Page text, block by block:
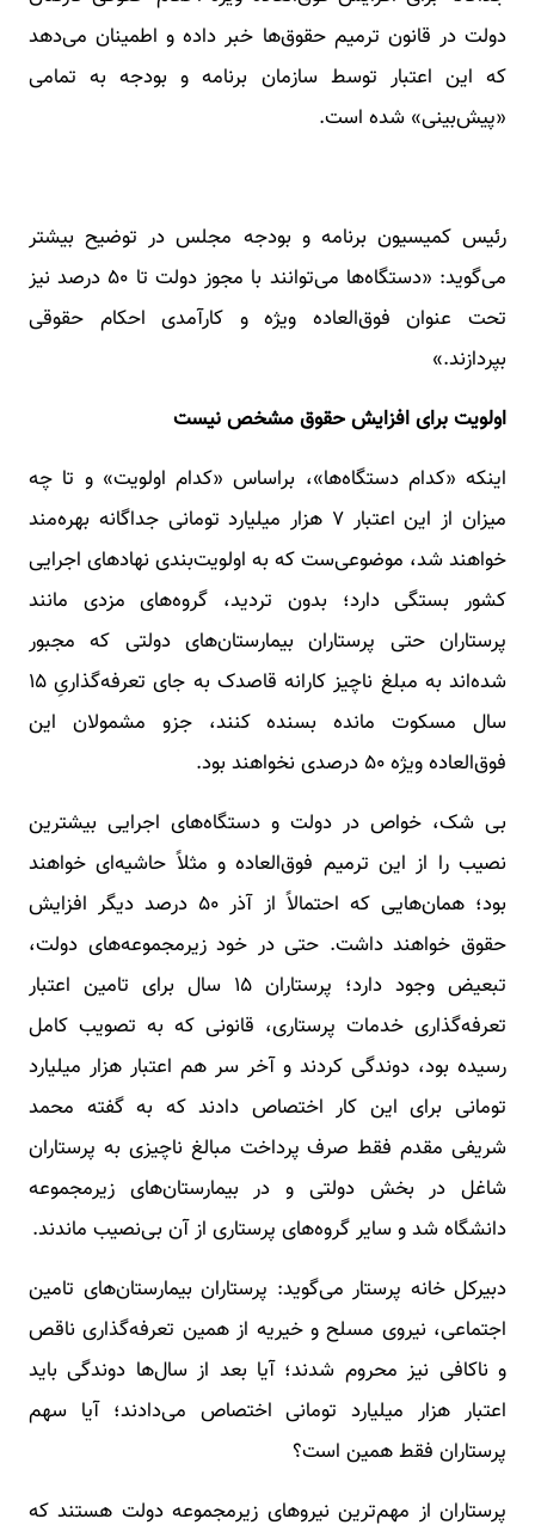
دولت در قانون ترمیم حقوق‌ها خبر داده و اطمینان می‌دهد
که این اعتبار توسط سازمان برنامه و بودجه به تمامی
«پیش‌بینی» شده است.
رئیس کمیسیون برنامه و بودجه مجلس در توضیح بیشتر
می‌گوید: «دستگاه‌ها می‌توانند با مجوز دولت تا ۵۰ درصد نیز
تحت عنوان فوق‌العاده ویژه و کارآمدی احکام حقوقی
بپردازند.»
اولویت برای افزایش حقوق مشخص نیست
اینکه «کدام دستگاه‌ها»، براساس «کدام اولویت» و تا چه
میزان از این اعتبار ۷ هزار میلیارد تومانی جداگانه بهره‌مند
خواهند شد، موضوعی‌ست که به اولویت‌بندی نهادهای اجرایی
کشور بستگی دارد؛ بدون تردید، گروه‌های مزدی مانند
پرستاران حتی پرستاران بیمارستان‌های دولتی که مجبور
شده‌اند به مبلغ ناچیز کارانه قاصدک به جای تعرفه‌گذاریِ ۱۵
سال مسکوت مانده بسنده کنند، جزو مشمولان این
فوق‌العاده ویژه ۵۰ درصدی نخواهند بود.
بی شک، خواص در دولت و دستگاه‌های اجرایی بیشترین
نصیب را از این ترمیم فوق‌العاده و مثلاً حاشیه‌ای خواهند
بود؛ همان‌هایی که احتمالاً از آذر ۵۰ درصد دیگر افزایش
حقوق خواهند داشت. حتی در خود زیرمجموعه‌های دولت،
تبعیض وجود دارد؛ پرستاران ۱۵ سال برای تامین اعتبار
تعرفه‌گذاری خدمات پرستاری، قانونی که به تصویب کامل
رسیده بود، دوندگی کردند و آخر سر هم اعتبار هزار میلیارد
تومانی برای این کار اختصاص دادند که به گفته محمد
شریفی مقدم فقط صرف پرداخت مبالغ ناچیزی به پرستاران
شاغل در بخش دولتی و در بیمارستان‌های زیرمجموعه
دانشگاه‌ شد و سایر گروه‌های پرستاری از آن بی‌نصیب ماندند.
دبیرکل خانه پرستار می‌گوید: پرستاران بیمارستان‌های تامین
اجتماعی، نیروی مسلح و خیریه از همین تعرفه‌گذاری ناقص
و ناکافی نیز محروم شدند؛ آیا بعد از سال‌ها دوندگی باید
اعتبار هزار میلیارد تومانی اختصاص می‌دادند؛ آیا سهم
پرستاران فقط همین است؟
پرستاران از مهم‌ترین نیروهای زیرمجموعه دولت هستند که